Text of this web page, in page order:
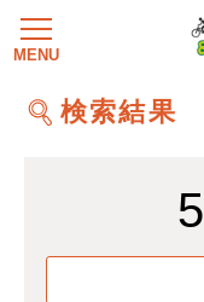
検索結果
5